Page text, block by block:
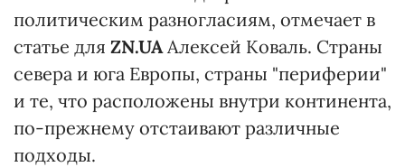
политическим разногласиям, отмечает в
статье для ZN.UAАлексей Коваль. Страны
севера и юга Европы, страны "периферии"
и те, что расположены внутри континента,
по-прежнему отстаивают различные
подходы.